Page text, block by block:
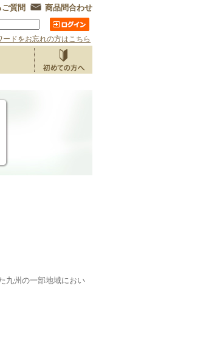
質問 商品問合わせ
ードをお忘れの方はこちら
九州の一部地域におい